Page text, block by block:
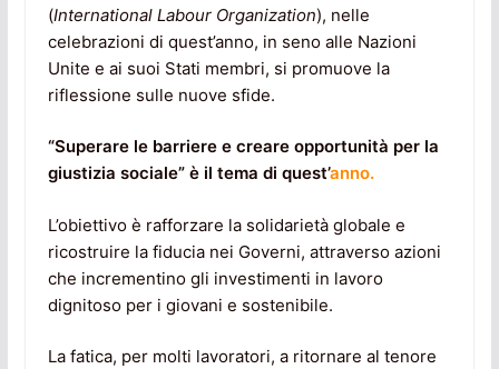
(International Labour Organization), nelle
celebrazioni di quest’anno, in seno alle Nazioni
Unite e ai suoi Stati membri, si promuove la
riflessione sulle nuove sfide.
“Superare le barriere e creare opportunità per la
giustizia sociale” è il tema di quest’anno.
L’obiettivo è rafforzare la solidarietà globale e
ricostruire la fiducia nei Governi, attraverso azioni
che incrementino gli investimenti in lavoro
dignitoso per i giovani e sostenibile.
La fatica, per molti lavoratori, a ritornare al tenore